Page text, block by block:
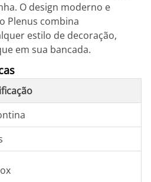
O design moderno e
Plenus combina
estilo de decoração,
em sua bancada.